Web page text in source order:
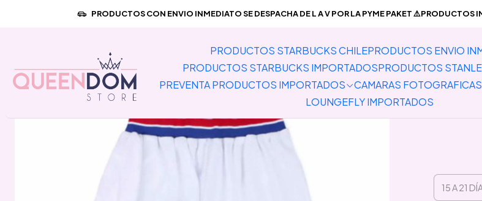
PRODUCTOS STARBUCKS CHILEPRODUCTOS ENVIO
PRODUCTOS STARBUCKS IMPORTADOSPRODUCTOS
PREVENTA PRODUCTOS IMPORTADOS
CAMARAS
LOUNGEFLY IMPORTADOS
PRODUCTOS CON ENVIO INMEDIATO SE DESPACHA DE L A V POR LA PYME PAKET
Inicio PREVENTA PRODUCTOS IMPORTADOS Preventa